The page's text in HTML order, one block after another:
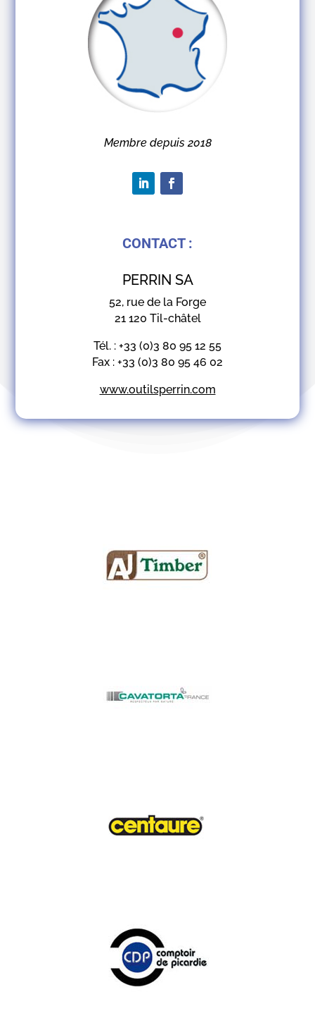
Membre depuis 2018
CONTACT :
PERRIN SA
52, rue de la Forge
21 120 Til-châtel
Tél. : +33 (0)3 80 95 12 55
Fax : +33 (0)3 80 95 46 02
www.outilsperrin.com